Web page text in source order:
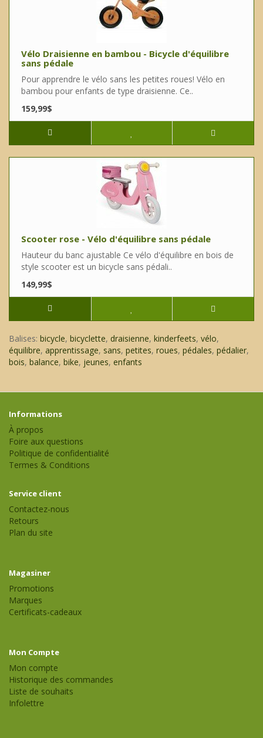
Vélo Draisienne en bambou - Bicycle d'équilibre
sans pédale
Pour apprendre le vélo sans les petites roues! Vélo en
bambou pour enfants de type draisienne. Ce..
159,99$
Scooter rose - Vélo d'équilibre sans pédale
Hauteur du banc ajustable Ce vélo d'équilibre en bois de
style scooter est un bicycle sans pédali..
149,99$
Balises: bicycle, bicyclette, draisienne, kinderfeets, vélo,
équilibre, apprentissage, sans, petites, roues, pédales, pédalier,
bois, balance, bike, jeunes, enfants
Informations
À propos
Foire aux questions
Politique de confidentialité
Termes & Conditions
Service client
Contactez-nous
Retours
Plan du site
Magasiner
Promotions
Marques
Certificats-cadeaux
Mon Compte
Mon compte
Historique des commandes
Liste de souhaits
Infolettre